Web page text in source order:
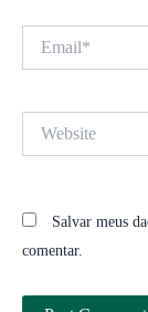
Salvar meus
comentar.